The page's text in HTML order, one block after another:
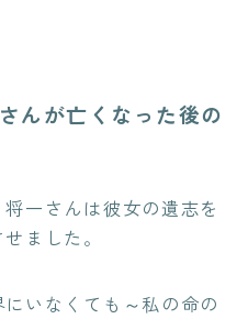
んが亡くなった後の
一さんは彼女の遺志を
ました。
いなくても～私の命の